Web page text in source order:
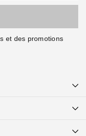
et des promotions